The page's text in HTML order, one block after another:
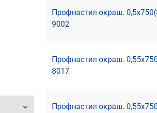
Профнастил окраш.
9002
Профнастил окраш.
8017
Профнастил окраш.